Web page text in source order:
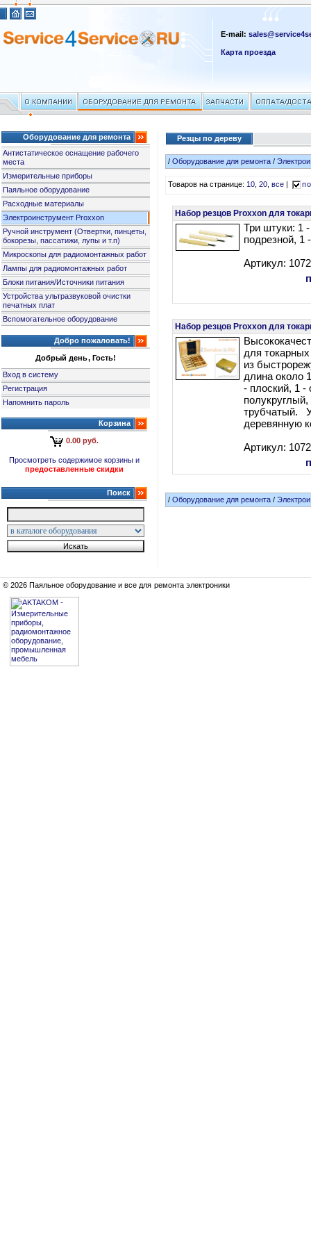
E-mail:
Карта проезда
Оборудование для ремонта
Антистатическое оснащение рабочего
места
Измерительные приборы
Паяльное оборудование
Расходные материалы
Электроинструмент Proxxon
Ручной инструмент (Отвертки, пинцеты,
бокорезы, пассатижи, лупы и т.п)
Микроскопы для радиомонтажных работ
Лампы для радиомонтажных работ
Блоки питания/Источники питания
Устройства ультразвуковой очистки
печатных плат
Вспомогательное оборудование
Добро пожаловать!
Добрый день, Гость!
Вход в систему
Регистрация
Напомнить пароль
Корзина
0.00 руб.
Просмотреть содержимое корзины и
предоставленные скидки
Поиск
Резцы по дереву
/Оборудование для ремонта /
Товаров на странице:10,20,все
Набор резцов Proxxon для
Три штуки: 1
подрезной, 1
Артикул:
Набор резцов Proxxon для
для
из
длина около
- плоский, 1 -
трубчатый.
деревянную
Артикул:
/Оборудование для ремонта /
© 2026 Паяльное оборудование и все для ремонта электроники